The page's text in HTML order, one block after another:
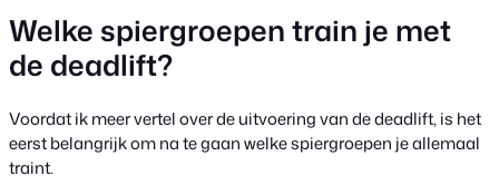
Welke spiergroepen train je met
de deadlift?
Voordat ik meer vertel over de uitvoering van de deadlift, is het
eerst belangrijk om na te gaan welke spiergroepen je allemaal
traint.